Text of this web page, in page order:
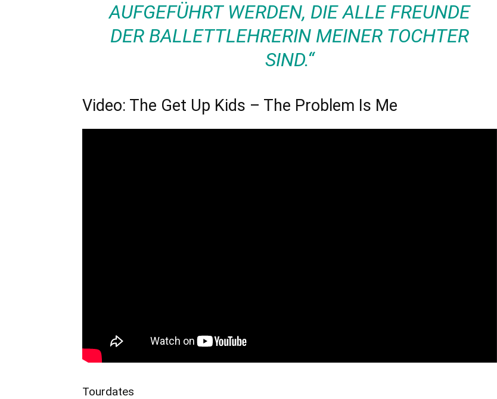
AUFGEFÜHRT WERDEN, DIE ALLE FREUNDE
DER BALLETTLEHRERIN MEINER TOCHTER
SIND.“
Video: The Get Up Kids – The Problem Is Me
Tourdates